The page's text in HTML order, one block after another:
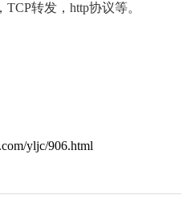
转发，http协议等。
yljc/906.html